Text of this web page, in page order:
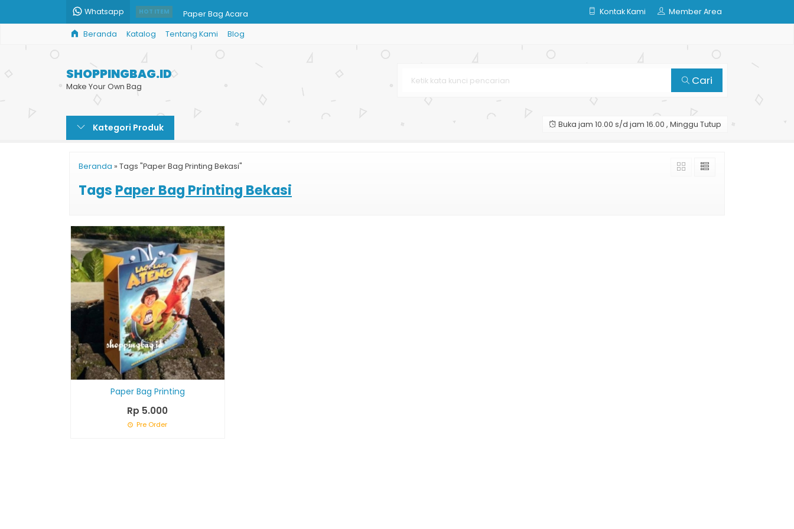
Whatsapp HOT ITEM Paper Bag Acara
Bikin Custom Shopping Bag Butik
Tas Kertas Balikpapan
Paperbag Murah - Tas Kertas
Harga Paper Bag Printing
Kontak Kami Member Area
Beranda Katalog Tentang Kami Blog
SHOPPINGBAG.ID
Make Your Own Bag Cari
Kategori Produk Buka jam 10.00 s/d jam 16.00 , Minggu Tutup
Beranda » Tags "Paper Bag Printing Bekasi"
Tags Paper Bag Printing Bekasi
Paper Bag Printing
Rp 5.000
Pre Order